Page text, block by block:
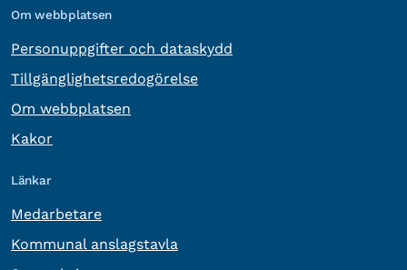
Om webbplatsen
Personuppgifter och dataskydd
Tillgänglighetsredogörelse
Om webbplatsen
Kakor
Länkar
Medarbetare
Kommunal anslagstavla